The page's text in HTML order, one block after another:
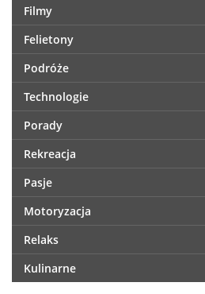
Filmy
Felietony
Podróże
Technologie
Porady
Rekreacja
Pasje
Motoryzacja
Relaks
Kulinarne